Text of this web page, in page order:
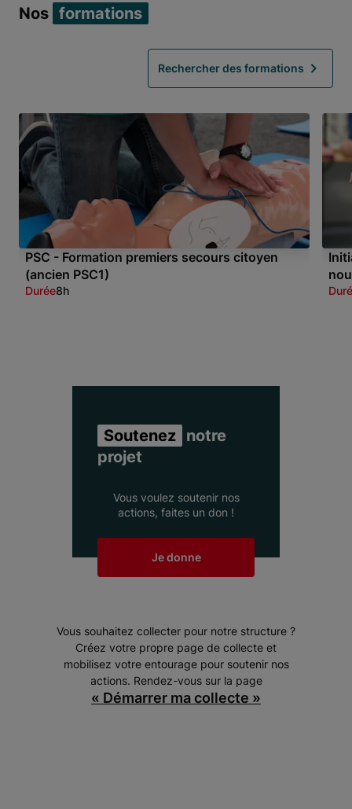
Nos formations
Rechercher des formations
PSC - Formation premiers secours citoyen
(ancien PSC1)
Durée8h
Soutenez notre
projet
Vous voulez soutenir nos
actions, faites un don !
Je donne
Vous souhaitez collecter pour notre structure ?
Créez votre propre page de collecte et
mobilisez votre entourage pour soutenir nos
actions. Rendez-vous sur la page
« Démarrer ma collecte »